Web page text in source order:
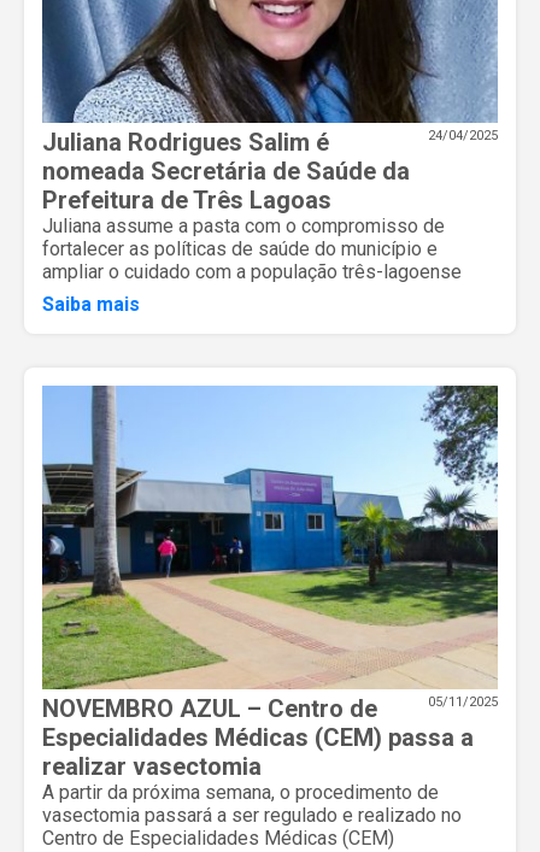
24/04/2025
Juliana Rodrigues Salim é
nomeada Secretária de Saúde da
Prefeitura de Três Lagoas
Juliana assume a pasta com o compromisso de
fortalecer as políticas de saúde do município e
ampliar o cuidado com a população três-lagoense
Saiba mais
05/11/2025
NOVEMBRO AZUL – Centro de
Especialidades Médicas (CEM) passa a
realizar vasectomia
A partir da próxima semana, o procedimento de
vasectomia passará a ser regulado e realizado no
Centro de Especialidades Médicas (CEM)